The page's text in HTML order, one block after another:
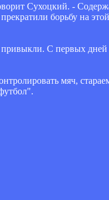
Сухоцкий. -
борьбу на
С первых
мяч,